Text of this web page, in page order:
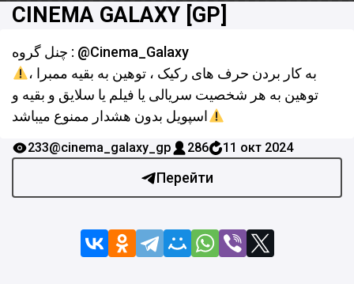
CINEMA GALAXY [GP]
چنل گروه : @Cinema_Galaxy
به کار بردن حرف های رکیک ، توهین به بقیه ممبرا ،
توهین به هر شخصیت سریالی یا فیلم یا سلایق و بقیه و
اسپویل بدون هشدار ممنوع میباشد
Перейти
233@cinema_galaxy_gp 286 11 окт 2024